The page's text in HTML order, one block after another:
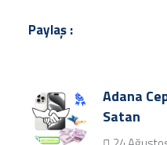
Paylaş :
Adana
Satan